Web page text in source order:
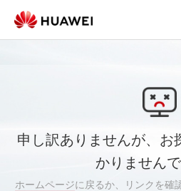
申し訳ありませんが、お
かりませんで
ホームページに戻るか、リンクを確